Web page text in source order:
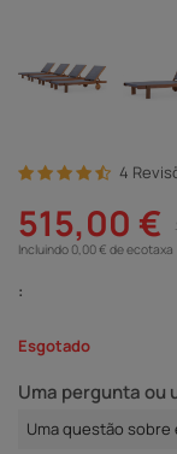
4
515,00 €
Incluindo 0,00 € de ecotaxa
:
Esgotado
Uma pergunta ou
Uma questão